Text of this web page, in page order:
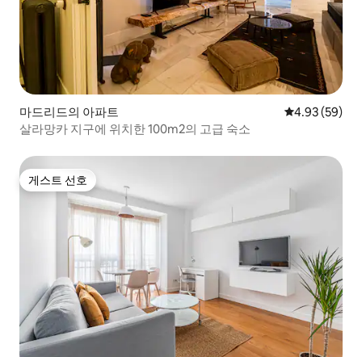
마드리드의 아파트 평점 4.93점(5
4.93 (59)
살라망카 지구에 위치한 100m2의 고급 숙소
게스트 선호
게스트 선호